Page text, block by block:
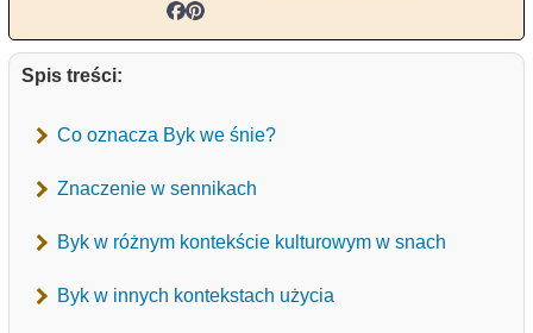
Spis treści:
Co oznacza Byk we śnie?
Znaczenie w sennikach
Byk w różnym kontekście kulturowym w snach
Byk w innych kontekstach użycia